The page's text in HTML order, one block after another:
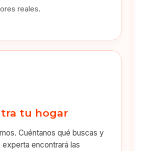
reales.
tu hogar
Cuéntanos qué buscas y
experta encontrará las